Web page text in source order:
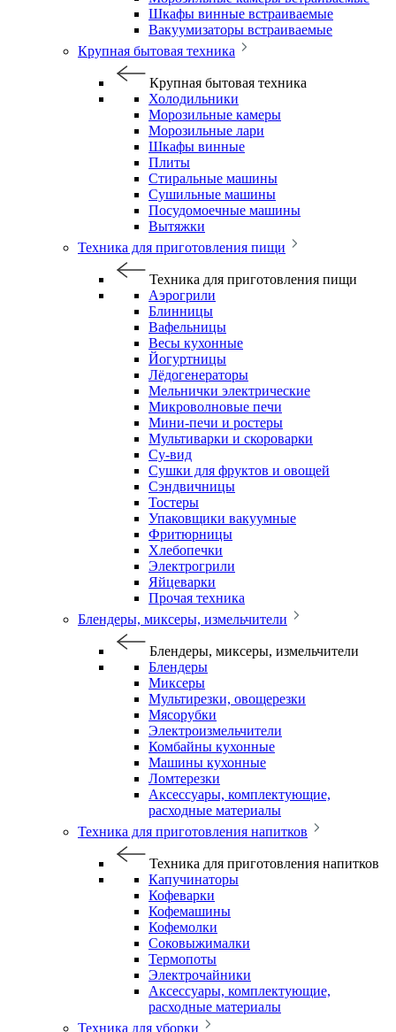
Шкафы винные встраиваемые
Вакуумизаторы встраиваемые
Крупная бытовая техника
Крупная бытовая техника
Холодильники
Морозильные камеры
Морозильные лари
Шкафы винные
Плиты
Стиральные машины
Сушильные машины
Посудомоечные машины
Вытяжки
Техника для приготовления пищи
Техника для приготовления пищи
Аэрогрили
Блинницы
Вафельницы
Весы кухонные
Йогуртницы
Лёдогенераторы
Мельнички электрические
Микроволновые печи
Мини-печи и ростеры
Мультиварки и скороварки
Су-вид
Сушки для фруктов и овощей
Сэндвичницы
Тостеры
Упаковщики вакуумные
Фритюрницы
Хлебопечки
Электрогрили
Яйцеварки
Прочая техника
Блендеры, миксеры, измельчители
Блендеры, миксеры, измельчители
Блендеры
Миксеры
Мультирезки, овощерезки
Мясорубки
Электроизмельчители
Комбайны кухонные
Машины кухонные
Ломтерезки
Аксессуары, комплектующие,
расходные материалы
Техника для приготовления напитков
Техника для приготовления напитков
Капучинаторы
Кофеварки
Кофемашины
Кофемолки
Соковыжималки
Термопоты
Электрочайники
Аксессуары, комплектующие,
расходные материалы
Техника для уборки